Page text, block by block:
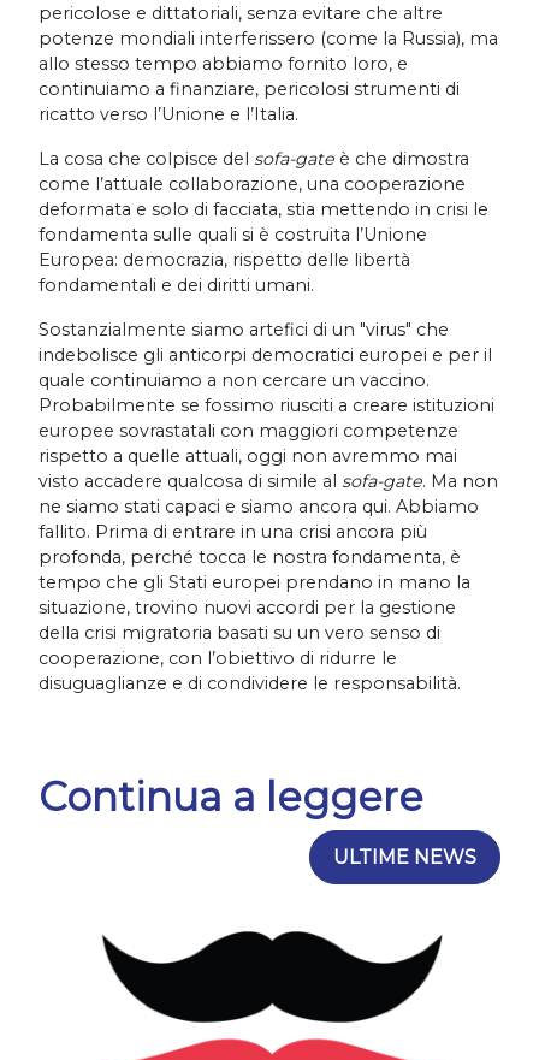
pericolose e dittatoriali, senza evitare che altre
potenze mondiali interferissero (come la Russia), ma
allo stesso tempo abbiamo fornito loro, e
continuiamo a finanziare, pericolosi strumenti di
ricatto verso l’Unione e l’Italia.
La cosa che colpisce del sofa-gate è che dimostra
come l’attuale collaborazione, una cooperazione
deformata e solo di facciata, stia mettendo in crisi le
fondamenta sulle quali si è costruita l’Unione
Europea: democrazia, rispetto delle libertà
fondamentali e dei diritti umani.
Sostanzialmente siamo artefici di un "virus" che
indebolisce gli anticorpi democratici europei e per il
quale continuiamo a non cercare un vaccino.
Probabilmente se fossimo riusciti a creare istituzioni
europee sovrastatali con maggiori competenze
rispetto a quelle attuali, oggi non avremmo mai
visto accadere qualcosa di simile al sofa-gate. Ma non
ne siamo stati capaci e siamo ancora qui. Abbiamo
fallito. Prima di entrare in una crisi ancora più
profonda, perché tocca le nostra fondamenta, è
tempo che gli Stati europei prendano in mano la
situazione, trovino nuovi accordi per la gestione
della crisi migratoria basati su un vero senso di
cooperazione, con l’obiettivo di ridurre le
disuguaglianze e di condividere le responsabilità.
Continua a leggere
ULTIME NEWS